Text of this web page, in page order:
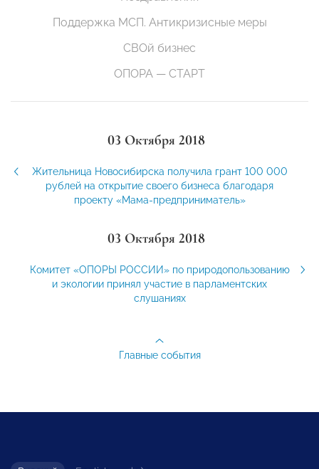
Поддержка МСП. Антикризисные меры
СВОй бизнес
ОПОРА — СТАРТ
03 Октября 2018
Жительница Новосибирска получила грант 100 000
рублей на открытие своего бизнеса благодаря
проекту «Мама-предприниматель»
03 Октября 2018
Комитет «ОПОРЫ РОССИИ» по природопользованию
и экологии принял участие в парламентских
слушаниях
Главные события